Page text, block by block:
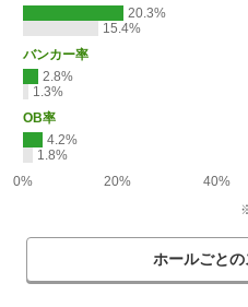
20.3%
15.4%
バンカー率
2.8%
1.3%
OB率
4.2%
1.8%
0%
20% 40%
ホールごと